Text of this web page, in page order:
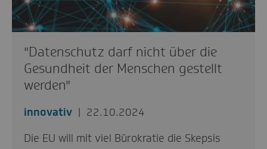
"Datenschutz darf nicht über die
Gesundheit der Menschen gestellt
werden"
innovativ
22.10.2024
Die EU will mit viel Bürokratie die Skepsis